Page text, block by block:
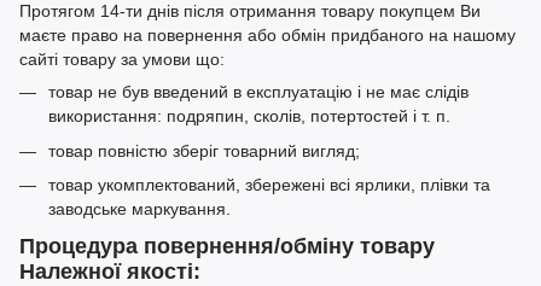
Протягом 14-ти днів після отримання товару покупцем Ви
маєте право на повернення або обмін придбаного на нашому
сайті товару за умови що:
товар не був введений в експлуатацію і не має слідів
використання: подряпин, сколів, потертостей і т. п.
товар повністю зберіг товарний вигляд;
товар укомплектований, збережені всі ярлики, плівки та
заводське маркування.
Процедура повернення/обміну товару
Належної якості: